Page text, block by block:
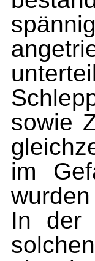
sowie
im
In der